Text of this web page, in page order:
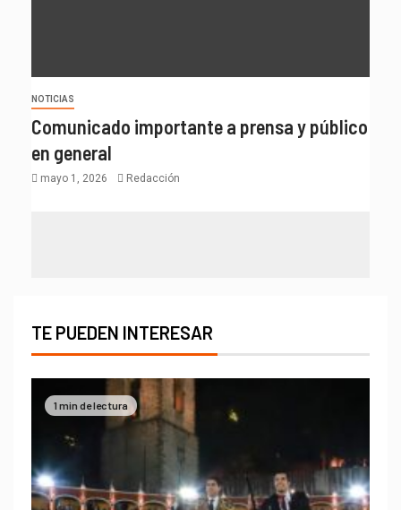
NOTICIAS
Comunicado importante a prensa y público
en general
mayo 1, 2026 Redacción
TE PUEDEN INTERESAR
1 min de lectura